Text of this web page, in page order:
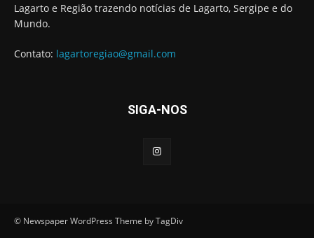
Lagarto e Região trazendo notícias de Lagarto, Sergipe e do
Mundo.
Contato: lagartoregiao@gmail.com
SIGA-NOS
© Newspaper WordPress Theme by TagDiv